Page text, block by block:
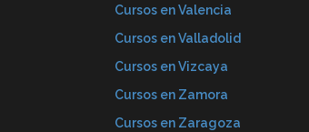
Cursos en Valencia
Cursos en Valladolid
Cursos en Vizcaya
Cursos en Zamora
Cursos en Zaragoza